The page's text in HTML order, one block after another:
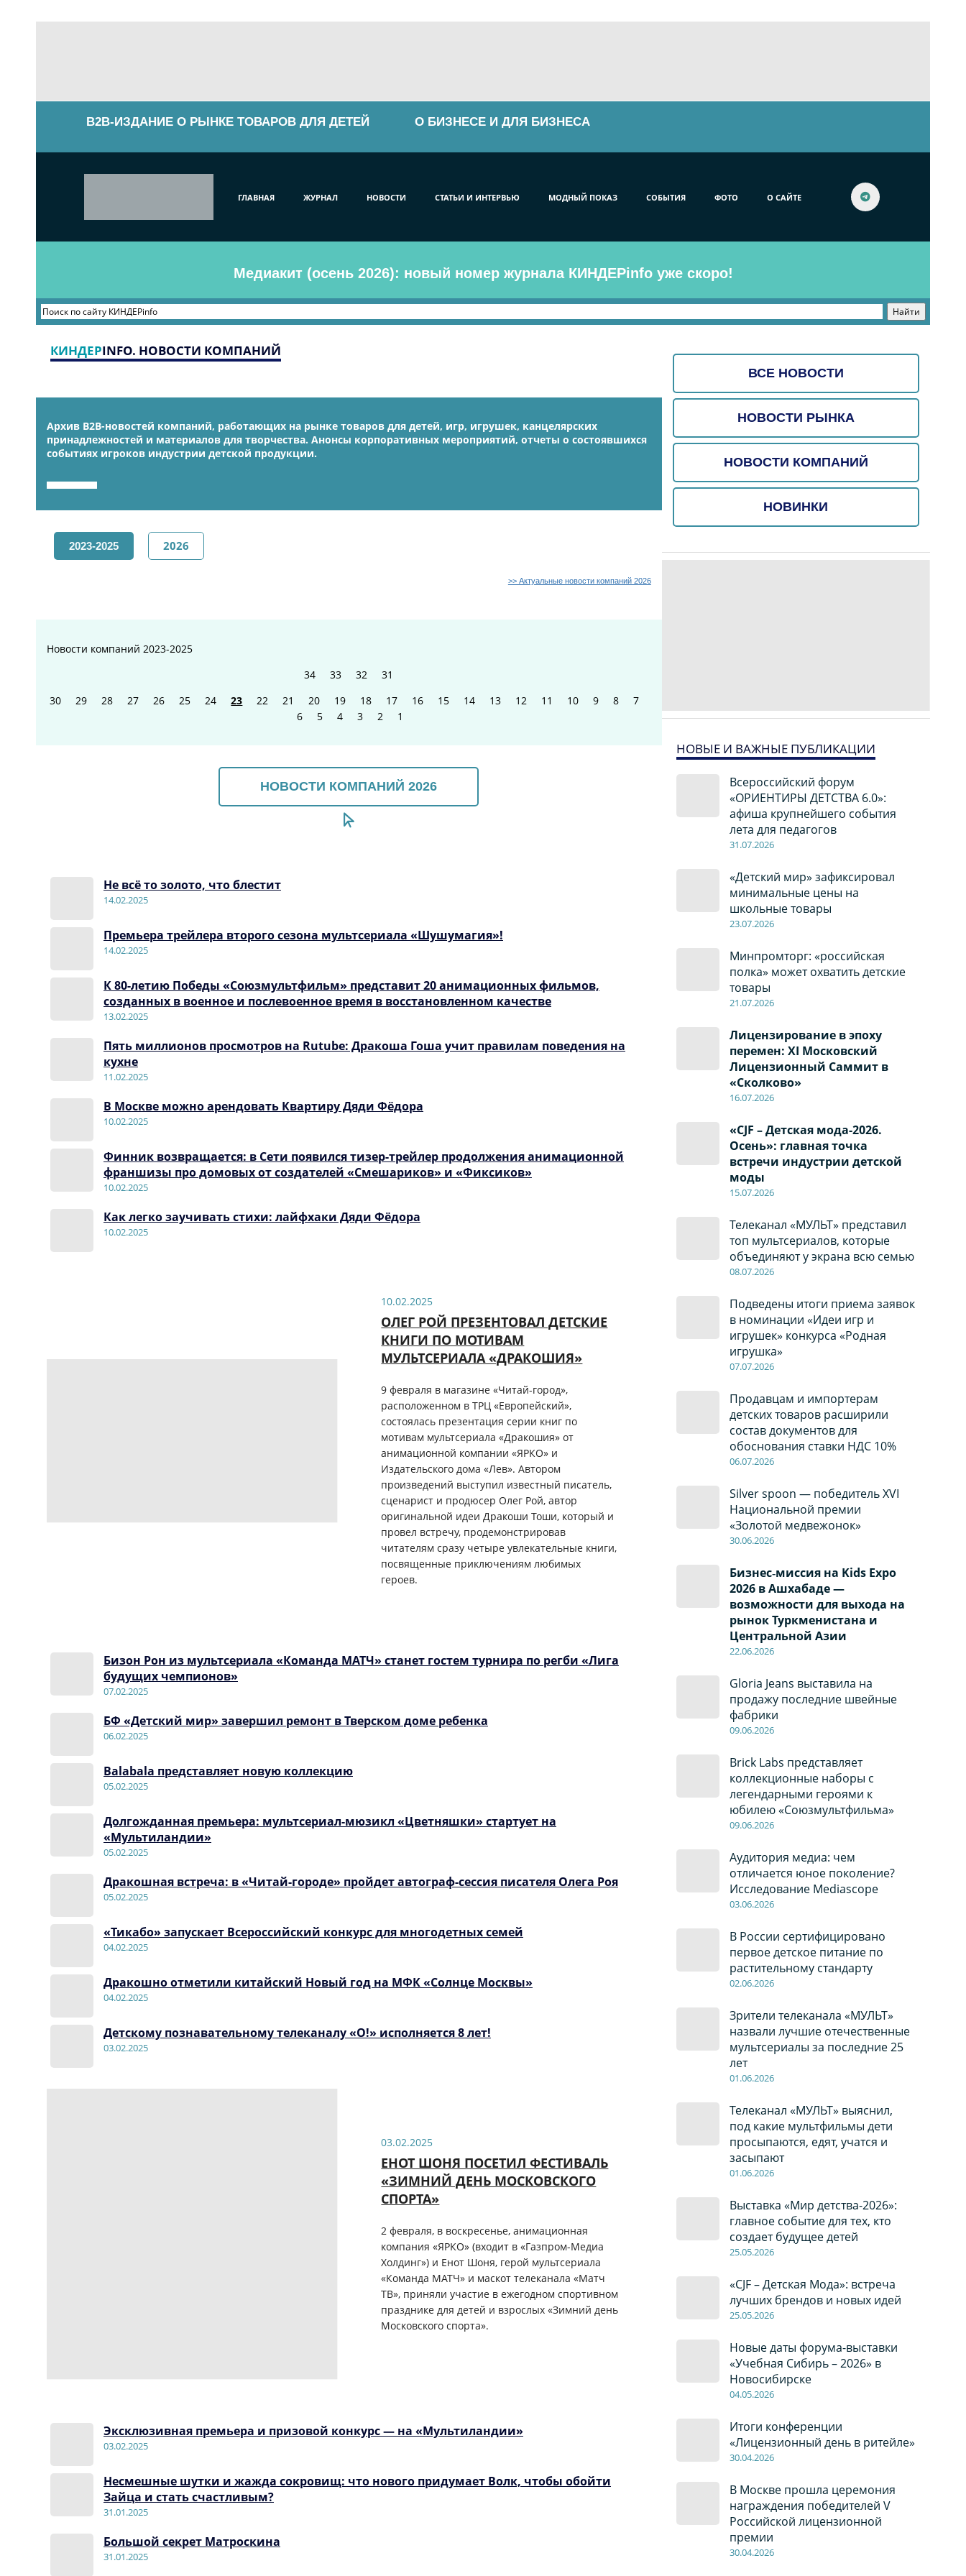
B2B-ИЗДАНИЕ О РЫНКЕ ТОВАРОВ ДЛЯ ДЕТЕЙ О БИЗНЕСЕ И ДЛЯ БИЗНЕСА
ГЛАВНАЯ ЖУРНАЛ НОВОСТИ СТАТЬИ И ИНТЕРВЬЮ МОДНЫЙ ПОКАЗ СОБЫТИЯ ФОТО О САЙТЕ
Медиакит (осень 2026): новый номер журнала КИНДЕРinfo уже скоро!
ВСЕ НОВОСТИ
НОВОСТИ РЫНКА
НОВОСТИ КОМПАНИЙ
НОВИНКИ
НОВЫЕ И ВАЖНЫЕ ПУБЛИКАЦИИ
Всероссийский форум
«ОРИЕНТИРЫ ДЕТСТВА 6.0»:
афиша крупнейшего события
лета для педагогов
31.07.2026
«Детский мир» зафиксировал
минимальные цены на
школьные товары
23.07.2026
Минпромторг: «российская
полка» может охватить детские
товары
21.07.2026
Лицензирование в эпоху
перемен: XI Московский
Лицензионный Саммит в
«Сколково»
16.07.2026
«CJF – Детская мода-2026.
Осень»: главная точка
встречи индустрии детской
моды
15.07.2026
Телеканал «МУЛЬТ» представил
топ мультсериалов, которые
объединяют у экрана всю семью
08.07.2026
Подведены итоги приема заявок
в номинации «Идеи игр и
игрушек» конкурса «Родная
игрушка»
07.07.2026
Продавцам и импортерам
детских товаров расширили
состав документов для
обоснования ставки НДС 10%
06.07.2026
Silver spoon — победитель XVI
Национальной премии
«Золотой медвежонок»
30.06.2026
Бизнес‑миссия на Kids Expo
2026 в Ашхабаде —
возможности для выхода на
рынок Туркменистана и
Центральной Азии
22.06.2026
Gloria Jeans выставила на
продажу последние швейные
фабрики
09.06.2026
Brick Labs представляет
коллекционные наборы с
легендарными героями к
юбилею «Союзмультфильма»
09.06.2026
Аудитория медиа: чем
отличается юное поколение?
Исследование Mediascope
03.06.2026
В России сертифицировано
первое детское питание по
растительному стандарту
02.06.2026
Зрители телеканала «МУЛЬТ»
назвали лучшие отечественные
мультсериалы за последние 25
лет
01.06.2026
Телеканал «МУЛЬТ» выяснил,
под какие мультфильмы дети
просыпаются, едят, учатся и
засыпают
01.06.2026
Выставка «Мир детства-2026»:
главное событие для тех, кто
создает будущее детей
25.05.2026
«CJF – Детская Мода»: встреча
лучших брендов и новых идей
25.05.2026
Новые даты форума-выставки
«Учебная Сибирь – 2026» в
Новосибирске
04.05.2026
Итоги конференции
«Лицензионный день в ритейле»
30.04.2026
В Москве прошла церемония
награждения победителей V
Российской лицензионной
премии
30.04.2026
КИНДЕРINFO. НОВОСТИ КОМПАНИЙ
Архив B2B-новостей компаний, работающих на рынке товаров для детей, игр, игрушек, канцелярских
принадлежностей и материалов для творчества. Анонсы корпоративных мероприятий, отчеты о состоявшихся
событиях игроков индустрии детской продукции.
2023-2025 2026
>> Актуальные новости компаний 2026
Новости компаний2023-2025
34
33 32
31
30
29 28 27 26 25 24 23 22 21 20 19 18 17 16 15 14 13 12 11 10 9 8
7
6
5 4 3 2 1
НОВОСТИ КОМПАНИЙ 2026
Не всё то золото, что блестит
14.02.2025
Премьера трейлера второго сезона мультсериала «Шушумагия»!
14.02.2025
К 80-летию Победы «Союзмультфильм» представит 20 анимационных фильмов,
созданных в военное и послевоенное время в восстановленном качестве
13.02.2025
Пять миллионов просмотров на Rutube: Дракоша Гоша учит правилам поведения на
кухне
11.02.2025
В Москве можно арендовать Квартиру Дяди Фёдора
10.02.2025
Финник возвращается: в Сети появился тизер-трейлер продолжения анимационной
франшизы про домовых от создателей «Смешариков» и «Фиксиков»
10.02.2025
Как легко заучивать стихи: лайфхаки Дяди Фёдора
10.02.2025
10.02.2025
ОЛЕГ РОЙ ПРЕЗЕНТОВАЛ ДЕТСКИЕ
КНИГИ ПО МОТИВАМ
МУЛЬТСЕРИАЛА «ДРАКОШИЯ»
9 февраля в магазине «Читай-город»,
расположенном в ТРЦ «Европейский»,
состоялась презентация серии книг по
мотивам мультсериала «Дракошия» от
анимационной компании «ЯРКО» и
Издательского дома «Лев». Автором
произведений выступил известный писатель,
сценарист и продюсер Олег Рой, автор
оригинальной идеи Дракоши Тоши, который и
провел встречу, продемонстрировав
читателям сразу четыре увлекательные книги,
посвященные приключениям любимых
героев.
Бизон Рон из мультсериала «Команда МАТЧ» станет гостем турнира по регби «Лига
будущих чемпионов»
07.02.2025
БФ «Детский мир» завершил ремонт в Тверском доме ребенка
06.02.2025
Balabala представляет новую коллекцию
05.02.2025
Долгожданная премьера: мультсериал-мюзикл «Цветняшки» стартует на
«Мультиландии»
05.02.2025
Дракошная встреча: в «Читай-городе» пройдет автограф-сессия писателя Олега Роя
05.02.2025
«Тикабо» запускает Всероссийский конкурс для многодетных семей
04.02.2025
Дракошно отметили китайский Новый год на МФК «Солнце Москвы»
04.02.2025
Детскому познавательному телеканалу «О!» исполняется 8 лет!
03.02.2025
03.02.2025
ЕНОТ ШОНЯ ПОСЕТИЛ ФЕСТИВАЛЬ
«ЗИМНИЙ ДЕНЬ МОСКОВСКОГО
СПОРТА»
2 февраля, в воскресенье, анимационная
компания «ЯРКО» (входит в «Газпром-Медиа
Холдинг») и Енот Шоня, герой мультсериала
«Команда МАТЧ» и маскот телеканала «Матч
ТВ», приняли участие в ежегодном спортивном
празднике для детей и взрослых «Зимний день
Московского спорта».
Эксклюзивная премьера и призовой конкурс — на «Мультиландии»
03.02.2025
Несмешные шутки и жажда сокровищ: что нового придумает Волк, чтобы обойти
Зайца и стать счастливым?
31.01.2025
Большой секрет Матроскина
31.01.2025